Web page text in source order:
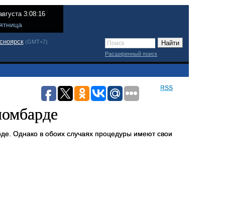
3:08:16
(GMT+7)
Расширенный поиск
RSS
Однако в обоих случаях процедуры имеют свои